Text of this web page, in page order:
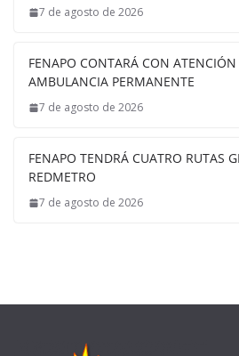
7 de agosto de 2026
FENAPO CONTARÁ CON
AMBULANCIA PERMANENTE
7 de agosto de 2026
FENAPO TENDRÁ CUATRO RUTAS
REDMETRO
7 de agosto de 2026